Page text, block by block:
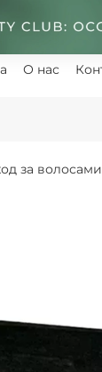
О нас
за волосами